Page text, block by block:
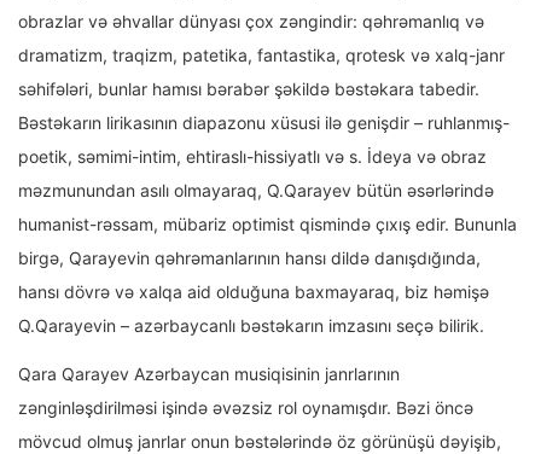
obrazlar və əhvallar dünyası çox zəngindir: qəhrəmanlıq və
dramatizm, traqizm, patetika, fantastika, qrotesk və xalq-janr
səhifələri, bunlar hamısı bərabər şəkildə bəstəkara tabedir.
Bəstəkarın lirikasının diapazonu xüsusi ilə genişdir – ruhlanmış-
poetik, səmimi-intim, ehtiraslı-hissiyatlı və s. İdeya və obraz
məzmunundan asılı olmayaraq, Q.Qarayev bütün əsərlərində
humanist-rəssam, mübariz optimist qismində çıxış edir. Bununla
birgə, Qarayevin qəhrəmanlarının hansı dildə danışdığında,
hansı dövrə və xalqa aid olduğuna baxmayaraq, biz həmişə
Q.Qarayevin – azərbaycanlı bəstəkarın imzasını seçə bilirik.
Qara Qarayev Azərbaycan musiqisinin janrlarının
zənginləşdirilməsi işində əvəzsiz rol oynamışdır. Bəzi öncə
mövcud olmuş janrlar onun bəstələrində öz görünüşü dəyişib,